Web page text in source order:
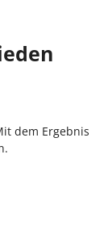
dem Ergebnis